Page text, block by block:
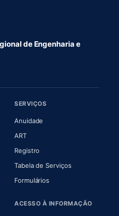
de Engenharia e
aba)
nova aba)
SERVIÇOS
Anuidade
ART(abre em nova aba)
Registro
Tabela de Serviços
Formulários
ACESSO À INFORMAÇÃO